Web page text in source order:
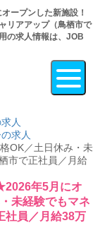
ープンした新施設！
リアアップ（鳥栖市で
の求人情報は、JOB
人
求人
OK／土日休み・未
市で正社員／月給
年5月にオ
未経験でもマネ
社員／月給38万